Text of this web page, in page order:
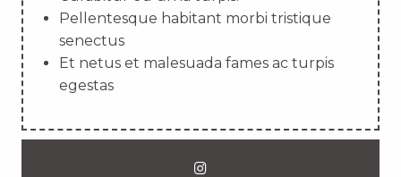
Pellentesque habitant morbi tristique
senectus
Et netus et malesuada fames ac turpis
egestas